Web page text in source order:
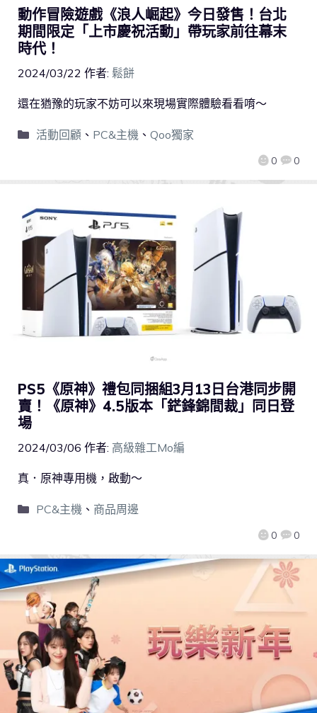
動作冒險遊戲《浪人崛起》今日發售！台北
期間限定「上市慶祝活動」帶玩家前往幕末
時代！
2024/03/22 作者: 鬆餅
0 0
還在猶豫的玩家不妨可以來現場實際體驗看看唷～
活動回顧、 PC&主機、 Qoo獨家
PS5《原神》禮包同捆組3月13日台港同步開
賣！《原神》4.5版本「鋩鋒錦間裁」同日登
場
2024/03/06 作者: 高級雜工Mo編
0 0
真．原神專用機，啟動～
PC&主機 、 商品周邊